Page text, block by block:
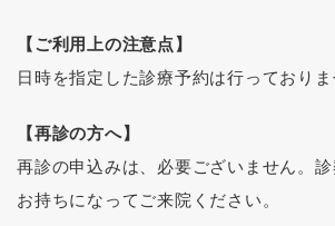
【ご利用上の注意点】
日時を指定した診療予約は行っておりま
【再診の方へ】
再診の申込みは、必要ございません。
お持ちになってご来院ください。